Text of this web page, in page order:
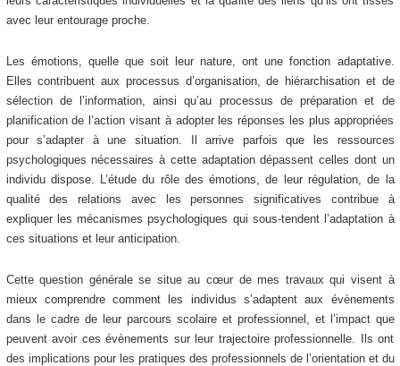
avec leur entourage proche.
Les émotions, quelle que soit leur nature, ont une fonction adaptative.
Elles contribuent aux processus d’organisation, de hiérarchisation et de
sélection de l’information, ainsi qu’au processus de préparation et de
planification de l’action visant à adopter les réponses les plus appropriées
pour s’adapter à une situation. Il arrive parfois que les ressources
psychologiques nécessaires à cette adaptation dépassent celles dont un
individu dispose. L’étude du rôle des émotions, de leur régulation, de la
qualité des relations avec les personnes significatives contribue à
expliquer les mécanismes psychologiques qui sous-tendent l’adaptation à
ces situations et leur anticipation.
Cette question générale se situe au cœur de mes travaux qui visent à
mieux comprendre comment les individus s’adaptent aux évènements
dans le cadre de leur parcours scolaire et professionnel, et l’impact que
peuvent avoir ces évènements sur leur trajectoire professionnelle. Ils ont
des implications pour les pratiques des professionnels de l’orientation et du